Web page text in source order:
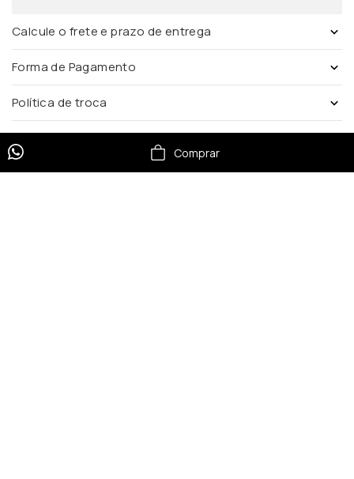
Calcule o frete e prazo de entrega
Forma de Pagamento
Política de troca
Comprar